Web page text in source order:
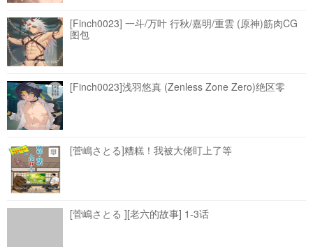
[Finch0023] 一斗/万叶 行秋/嘉明/重雲 (原神)筋肉CG
图包
[Finch0023]浅羽悠真 (Zenless Zone Zero)绝区零
[菅嶋さとる]糟糕！我被大佬盯上了等
[菅嶋さとる ][老六的故事] 1-3话